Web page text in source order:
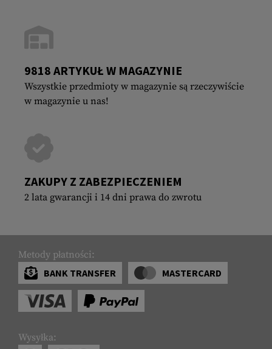
9818 ARTYKUŁ W MAGAZYNIE
Wszystkie przedmioty w magazynie są rzeczywiście
w magazynie u nas!
ZAKUPY Z ZABEZPIECZENIEM
2 lata gwarancji i 14 dni prawa do zwrotu
Metody płatności:
BANK TRANSFER
MASTERCARD
Wysyłka: